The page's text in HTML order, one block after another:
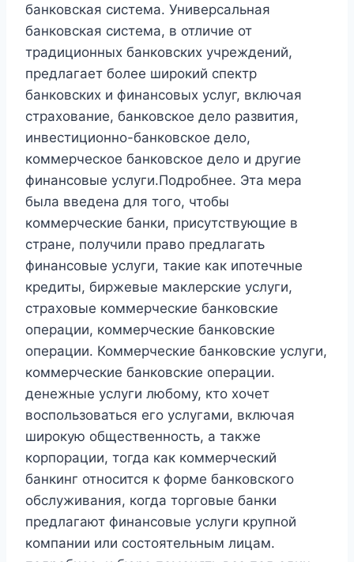
банковская система. Универсальная
банковская система, в отличие от
традиционных банковских учреждений,
предлагает более широкий спектр
банковских и финансовых услуг, включая
страхование, банковское дело развития,
инвестиционно-банковское дело,
коммерческое банковское дело и другие
финансовые услуги.Подробнее. Эта мера
была введена для того, чтобы
коммерческие банки, присутствующие в
стране, получили право предлагать
финансовые услуги, такие как ипотечные
кредиты, биржевые маклерские услуги,
страховые коммерческие банковские
операции, коммерческие банковские
операции. Коммерческие банковские услуги,
коммерческие банковские операции.
денежные услуги любому, кто хочет
воспользоваться его услугами, включая
широкую общественность, а также
корпорации, тогда как коммерческий
банкинг относится к форме банковского
обслуживания, когда торговые банки
предлагают финансовые услуги крупной
компании или состоятельным лицам.